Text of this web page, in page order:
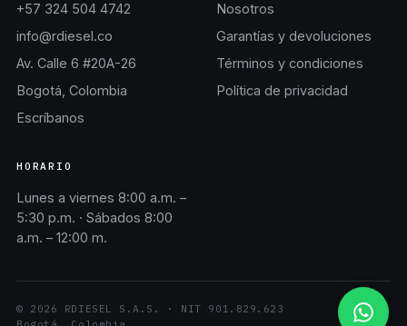
+57 324 504 4742
info@rdiesel.co
Av. Calle 6 #20A-26
Bogotá, Colombia
Escríbanos
Nosotros
Garantías y devoluciones
Términos y condiciones
Política de privacidad
HORARIO
Lunes a viernes 8:00 a.m. –
5:30 p.m. · Sábados 8:00
a.m. – 12:00 m.
© 2026 RDIESEL S.A.S. · NIT 901.829.623